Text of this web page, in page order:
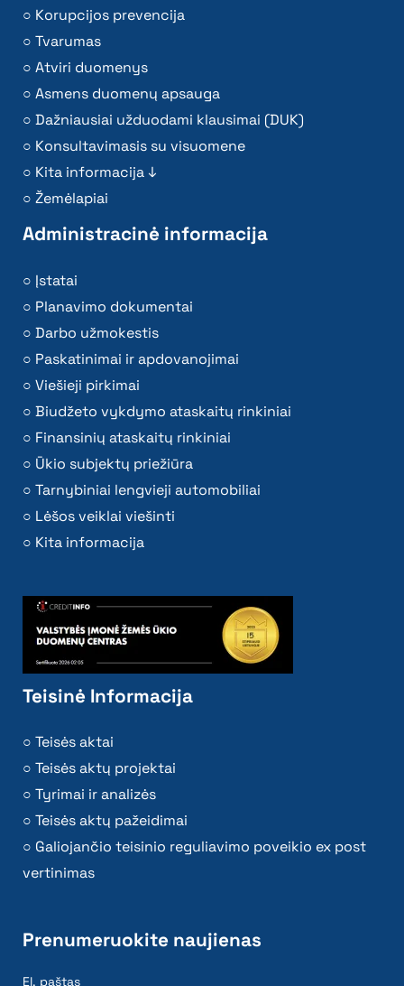
Korupcijos prevencija
Tvarumas
Atviri duomenys
Asmens duomenų apsauga
Dažniausiai užduodami klausimai (DUK)
Konsultavimasis su visuomene
Kita informacija ↓
Žemėlapiai
Administracinė informacija
Įstatai
Planavimo dokumentai
Darbo užmokestis
Paskatinimai ir apdovanojimai
Viešieji pirkimai
Biudžeto vykdymo ataskaitų rinkiniai
Finansinių ataskaitų rinkiniai
Ūkio subjektų priežiūra
Tarnybiniai lengvieji automobiliai
Lėšos veiklai viešinti
Kita informacija
Teisinė Informacija
Teisės aktai
Teisės aktų projektai
Tyrimai ir analizės
Teisės aktų pažeidimai
Galiojančio teisinio reguliavimo poveikio ex post
vertinimas
Prenumeruokite naujienas
El. paštas